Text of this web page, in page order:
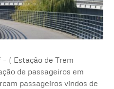
( Estação de Trem
de passageiros em
passageiros vindos de